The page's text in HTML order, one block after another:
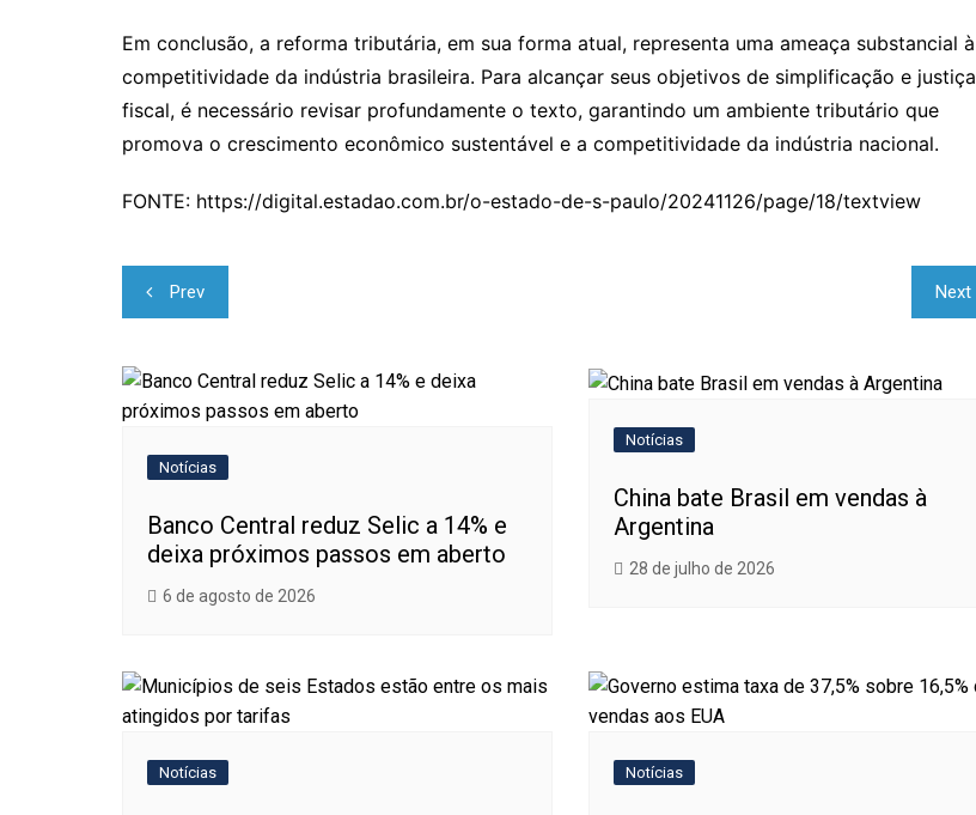
Em conclusão, a reforma tributária, em sua forma atual, representa uma ameaça substancial à
competitividade da indústria brasileira. Para alcançar seus objetivos de simplificação e justiça
fiscal, é necessário revisar profundamente o texto, garantindo um ambiente tributário que
promova o crescimento econômico sustentável e a competitividade da indústria nacional.
FONTE: https://digital.estadao.com.br/o-estado-de-s-paulo/20241126/page/18/textview
Navegação
de
Post
Prev Next
Notícias
Banco Central reduz Selic a 14% e
deixa próximos passos em aberto
6 de agosto de 2026
Notícias
China bate Brasil em vendas à
Argentina
28 de julho de 2026
Notícias Notícias